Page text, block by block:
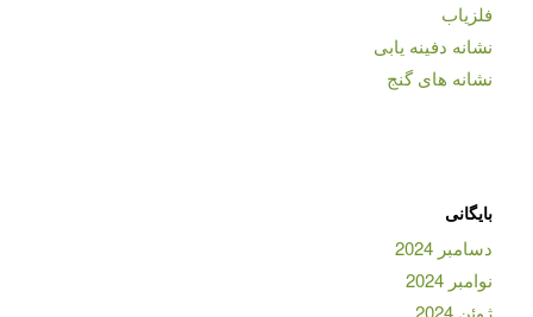
فلزیاب
نشانه دفینه یابی
نشانه های گنج
بایگانی
دسامبر 2024
نوامبر 2024
ژوئن 2024